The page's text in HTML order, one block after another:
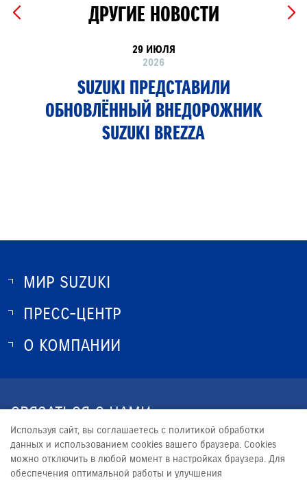
ДРУГИЕ НОВОСТИ
29 ИЮЛЯ
2026
SUZUKI ПРЕДСТАВИЛИ
ОБНОВЛЁННЫЙ ВНЕДОРОЖНИК
SUZUKI BREZZA
МИР SUZUKI
О SUZUKI
ПРЕСС-ЦЕНТР
НОВОСТИ
О КОМПАНИИ
СВЯЗАТЬСЯ С НАМИ
+7 (4822) 36-4822
INFO@RUMOS-SUZUKI.RU
Используя сайт, вы соглашаетесь с политикой обработки
данных и использованием cookies вашего браузера. Cookies
можно отключить в любой момент в настройках браузера. Для
обеспечения оптимальной работы и улучшения